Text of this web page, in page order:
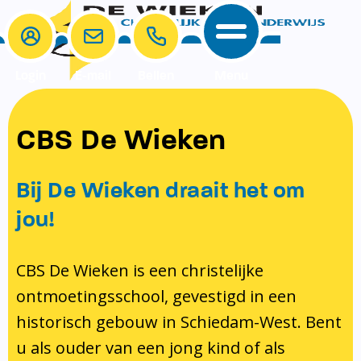
School
School
Onze visie rondom christelijke
identiteit
Pedagogisch klimaat en veiligheid
Bibliotheek
Ondersteuning
Ouders
MR & GMR
Aanmelden nieuwe leerling
Verlof aanvragen
Bibliotheek op school
Te weinig geld?
Contact
E-mail
CBS De Wieken
Bij De Wieken draait het om
jou!
CBS De Wieken is een christelijke
ontmoetingsschool, gevestigd in een
historisch gebouw in Schiedam-West. Bent
u als ouder van een jong kind of als